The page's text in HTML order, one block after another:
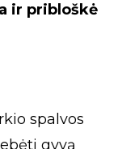
ir pribloškė
spalvos
gyvą